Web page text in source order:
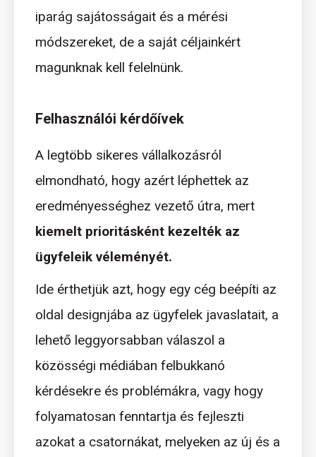
iparág sajátosságait és a mérési
módszereket, de a saját céljainkért
magunknak kell felelnünk.
Felhasználói kérdőívek
A legtöbb sikeres vállalkozásról
elmondható, hogy azért léphettek az
eredményességhez vezető útra, mert
kiemelt prioritásként kezelték az
ügyfeleik véleményét.
Ide érthetjük azt, hogy egy cég beépíti az
oldal designjába az ügyfelek javaslatait, a
lehető leggyorsabban válaszol a
közösségi médiában felbukkanó
kérdésekre és problémákra, vagy hogy
folyamatosan fenntartja és fejleszti
azokat a csatornákat, melyeken az új és a